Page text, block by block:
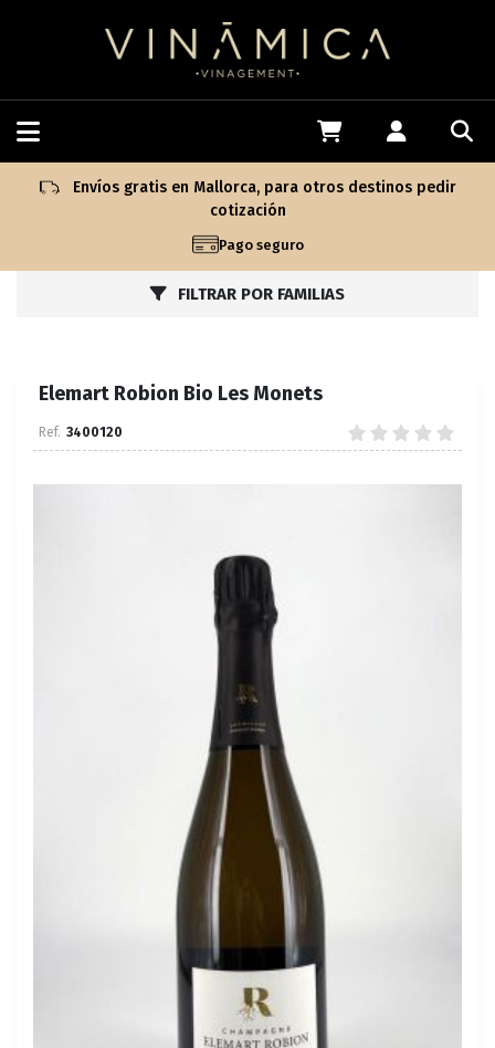
Envíos gratis en Mallorca, para otros destinos pedir
cotización
Pago seguro
FILTRAR POR FAMILIAS
Elemart Robion Bio Les Monets
3400120